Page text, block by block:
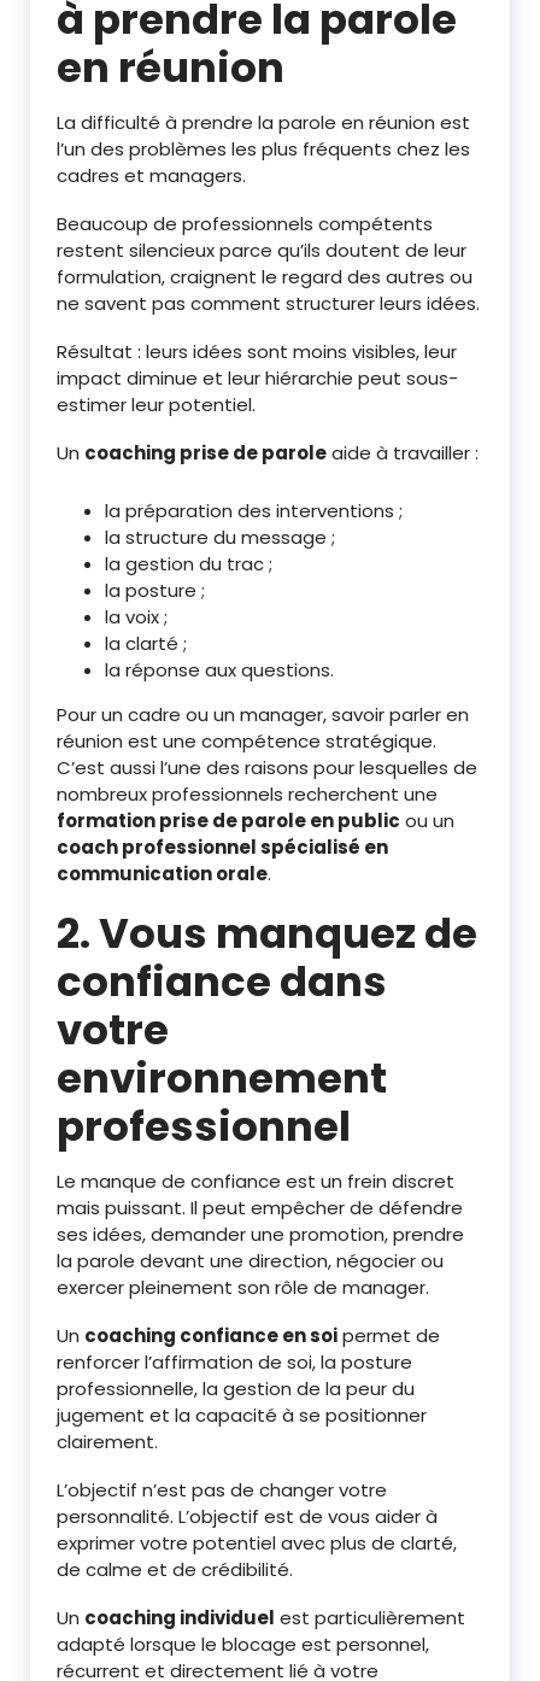
à prendre la parole
en réunion
La difficulté à prendre la parole en réunion est
l’un des problèmes les plus fréquents chez les
cadres et managers.
Beaucoup de professionnels compétents
restent silencieux parce qu’ils doutent de leur
formulation, craignent le regard des autres ou
ne savent pas comment structurer leurs idées.
Résultat : leurs idées sont moins visibles, leur
impact diminue et leur hiérarchie peut sous-
estimer leur potentiel.
Un coaching prise de paroleaide à travailler :
la préparation des interventions ;
la structure du message ;
la gestion du trac ;
la posture ;
la voix ;
la clarté ;
la réponse aux questions.
Pour un cadre ou un manager, savoir parler en
réunion est une compétence stratégique.
C’est aussi l’une des raisons pour lesquelles de
nombreux professionnels recherchent une
formation prise de parole en public ou un
coach professionnel spécialisé en
communication orale.
2. Vous manquez de
confiance dans
votre
environnement
professionnel
Le manque de confiance est un frein discret
mais puissant. Il peut empêcher de défendre
ses idées, demander une promotion, prendre
la parole devant une direction, négocier ou
exercer pleinement son rôle de manager.
Un coaching confiance en soipermet de
renforcer l’affirmation de soi, la posture
professionnelle, la gestion de la peur du
jugement et la capacité à se positionner
clairement.
L’objectif n’est pas de changer votre
personnalité. L’objectif est de vous aider à
exprimer votre potentiel avec plus de clarté,
de calme et de crédibilité.
Un coaching individuel est particulièrement
adapté lorsque le blocage est personnel,
récurrent et directement lié à votre